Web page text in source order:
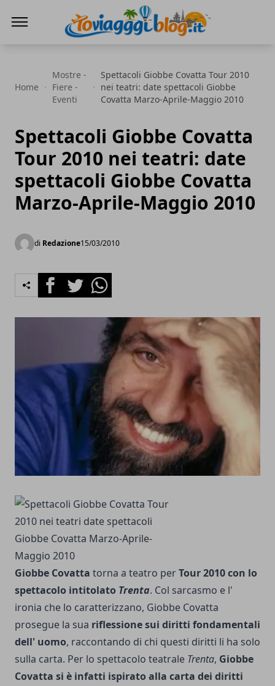
Home
Mostre -
Fiere -
Eventi
Spettacoli Giobbe Covatta Tour 2010
nei teatri: date spettacoli Giobbe
Covatta Marzo-Aprile-Maggio 2010
Spettacoli Giobbe Covatta
Tour 2010 nei teatri: date
spettacoli Giobbe Covatta
Marzo-Aprile-Maggio 2010
di Redazione15/03/2010
FacebookTwitterWhatsapp
Giobbe Covatta torna a teatro perTour 2010 con lo
spettacolo intitolato Trenta. Col sarcasmo e l'
ironia che lo caratterizzano, Giobbe Covatta
prosegue la sua riflessione sui diritti fondamentali
dell' uomo, raccontando di chi questi diritti li ha solo
sulla carta. Per lo spettacolo teatrale Trenta, Giobbe
Covatta si è infatti ispirato alla carta dei diritti